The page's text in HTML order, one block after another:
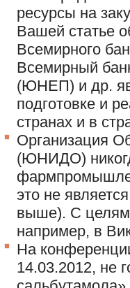
ресурсы на
Вашей статье
Всемирного
Всемирный
(ЮНЕП) и др.
подготовке и
странах и в
Организация
(ЮНИДО)
это не
выше). С
например, в
На
14.03.2012, не